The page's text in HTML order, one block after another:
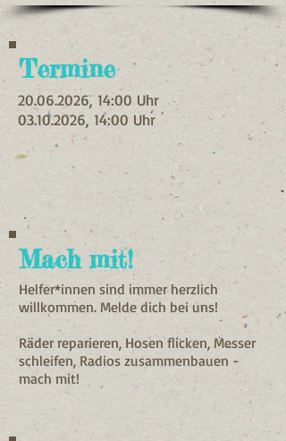
Termine
20.06.2026, 14:00 Uhr
03.10.2026, 14:00 Uhr
Mach mit!
Helfer*innen sind immer herzlich
willkommen. Melde dich bei uns!
Räder reparieren, Hosen flicken, Messer
schleifen, Radios zusammenbauen -
mach mit!